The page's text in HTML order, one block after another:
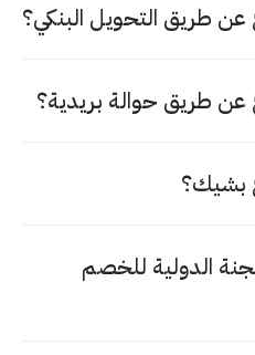
طريق التحويل البنكي؟
طريق حوالة بريدية؟
بشيك؟
الدولية للخصم